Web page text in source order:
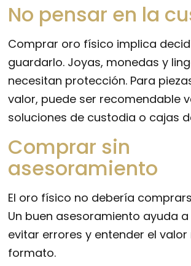
No pensar en la
Comprar oro físico implica
guardarlo. Joyas, monedas y
necesitan protección. Para
valor, puede ser recomendable
soluciones de custodia o cajas
Comprar sin
asesoramiento
El oro físico no debería
Un buen asesoramiento ayuda
evitar errores y entender el
formato.